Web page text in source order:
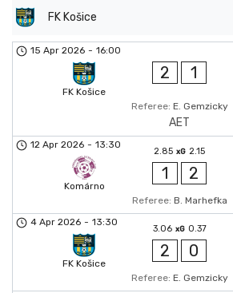
FK Košice
15 Apr 2026 - 16:00
FK Košice
2 1
Referee: E. Gemzicky
AET
12 Apr 2026 - 13:30
Komárno
2.85 xG 2.15
1 2
Referee: B. Marhefka
4 Apr 2026 - 13:30
FK Košice
3.06 xG 0.37
2 0
Referee: E. Gemzicky